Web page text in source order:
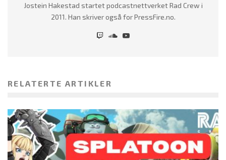
Jostein Hakestad startet podcastnettverket Rad Crew i
2011. Han skriver også for PressFire.no.
RELATERTE ARTIKLER